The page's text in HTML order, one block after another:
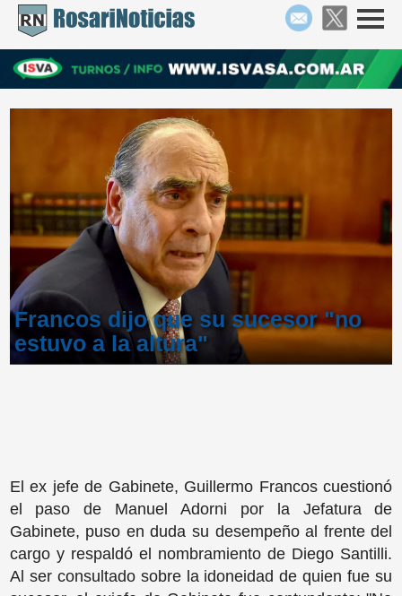
Francos dijo que su sucesor "no
estuvo a la altura"
El ex jefe de Gabinete, Guillermo Francos cuestionó
el paso de Manuel Adorni por la Jefatura de
Gabinete, puso en duda su desempeño al frente del
cargo y respaldó el nombramiento de Diego Santilli.
Al ser consultado sobre la idoneidad de quien fue su